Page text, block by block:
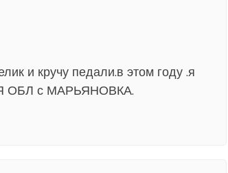
и кручу педали.в этом году .я
ОБЛ с МАРЬЯНОВКА.